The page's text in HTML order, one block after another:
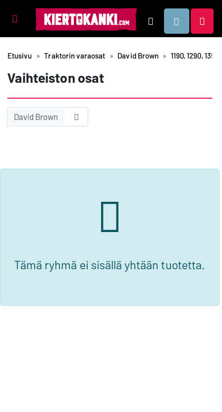
Tuotealueet Hae
Etusivu Traktorin varaosat David Brown 1190, 1290,
Vaihteiston osat
David Brown
Tämä ryhmä ei sisällä yhtään tuotetta.